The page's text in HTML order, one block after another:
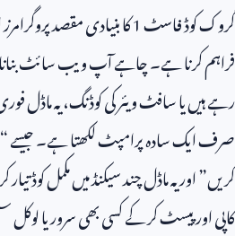
گروک کوڈ فاسٹ1کا بنیادی مقصد پروگرامرز
فراہم کرنا ہے۔ چاہے آپ ویب سائٹ
رہے ہیں یا سافٹ ویئر کی کوڈنگ، یہ
صرف ایک سادہ پرامپٹ لکھتا ہے۔ جیسے
کریں” اور یہ ماڈل چند سیکنڈ میں مکمل کوڈ
کاپی اور پیسٹ کر کے کسی بھی سرور یا لوکل